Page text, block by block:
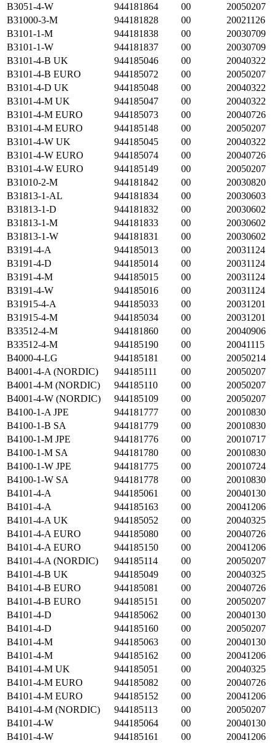
B3051-4-W
944181864 00
20050207
B31000-3-M
944181828 00
20021126
B3101-1-M
944181838 00
20030709
B3101-1-W
944181837 00
20030709
B3101-4-B UK
944185046 00
20040322
B3101-4-B EURO
944185072 00
20050207
B3101-4-D UK
944185048 00
20040322
B3101-4-M UK
944185047 00
20040322
B3101-4-M EURO
944185073 00
20040726
B3101-4-M EURO
944185148 00
20050207
B3101-4-W UK
944185045 00
20040322
B3101-4-W EURO
944185074 00
20040726
B3101-4-W EURO
944185149 00
20050207
B31010-2-M
944181842 00
20030820
B31813-1-AL
944181834 00
20030603
B31813-1-D
944181832 00
20030602
B31813-1-M
944181833 00
20030602
B31813-1-W
944181831 00
20030602
B3191-4-A
944185013 00
20031124
B3191-4-D
944185014 00
20031124
B3191-4-M
944185015 00
20031124
B3191-4-W
944185016 00
20031124
B31915-4-A
944185033 00
20031201
B31915-4-M
944185034 00
20031201
B33512-4-M
944181860 00
20040906
B33512-4-M
944185190 00
20041115
B4000-4-LG
944185181 00
20050214
B4001-4-A (NORDIC)
944185111 00
20050207
B4001-4-M (NORDIC)
944185110 00
20050207
B4001-4-W (NORDIC)
944185109 00
20050207
B4100-1-A JPE
944181777 00
20010830
B4100-1-B SA
944181779 00
20010830
B4100-1-M JPE
944181776 00
20010717
B4100-1-M SA
944181780 00
20010830
B4100-1-W JPE
944181775 00
20010724
B4100-1-W SA
944181778 00
20010830
B4101-4-A
944185061 00
20040130
B4101-4-A
944185163 00
20041206
B4101-4-A UK
944185052 00
20040325
B4101-4-A EURO
944185080 00
20040726
B4101-4-A EURO
944185150 00
20041206
B4101-4-A (NORDIC)
944185114 00
20050207
B4101-4-B UK
944185049 00
20040325
B4101-4-B EURO
944185081 00
20040726
B4101-4-B EURO
944185151 00
20050207
B4101-4-D
944185062 00
20040130
B4101-4-D
944185160 00
20050207
B4101-4-M
944185063 00
20040130
B4101-4-M
944185162 00
20041206
B4101-4-M UK
944185051 00
20040325
B4101-4-M EURO
944185082 00
20040726
B4101-4-M EURO
944185152 00
20041206
B4101-4-M (NORDIC)
944185113 00
20050207
B4101-4-W
944185064 00
20040130
B4101-4-W
944185161 00 20041206